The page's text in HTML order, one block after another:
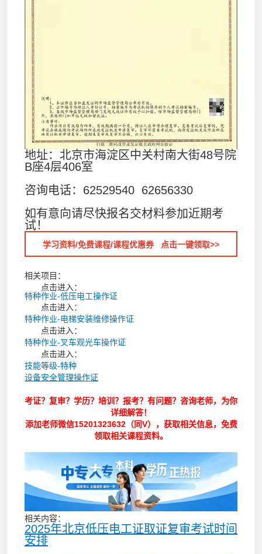
地址：北京市海淀区中关村南大街48号院
B座4层406室
咨询电话：62529540 62656330
如有意向请尽快报名交材料参加近期考
试！
学习资料/免费课程/课程优惠券 点击一键领取>>
相关项目：
点击进入：
特种作业-低压电工操作证
点击进入：
特种作业-电梯安装维修操作证
点击进入：
特种作业-叉车观光车操作证
点击进入：
技能等级-特种
设备安全管理操作证
考证？复审？学历？培训？报考？有问题？咨询老师，为你
详细解答！
添加老师微信15201323632（同V），获取相关信息，免费
领取相关课程资料。
相关内容：
2025年北京低压电工证取证复审考试时间
安排